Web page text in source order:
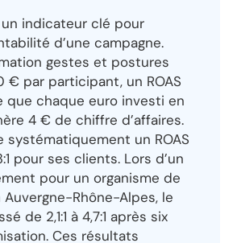
un indicateur clé pour
d’une campagne.
gestes et postures
par participant, un ROAS
que chaque euro investi en
4 € de chiffre d’affaires.
systématiquement un ROAS
pour ses clients. Lors d’un
pour un organisme de
Rhône-Alpes, le
de 2,1:1 à 4,7:1 après six
Ces résultats